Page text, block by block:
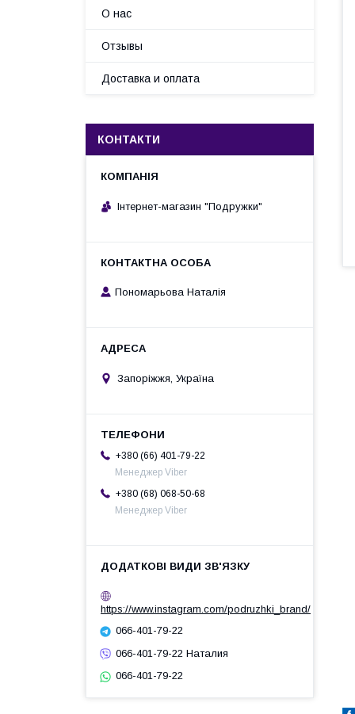
О нас
Отзывы
Доставка и оплата
КОНТАКТИ
Інтернет-магазин "Подружки"
Пономарьова Наталія
Запоріжжя, Україна
+380 (66) 401-79-22
Менеджер Viber
+380 (68) 068-50-68
Менеджер Viber
https://www.instagram.com/podruzhki_brand/
066-401-79-22
066-401-79-22 Наталия
066-401-79-22